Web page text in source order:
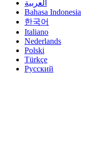
العربية
Bahasa Indonesia
한국어
Italiano
Nederlands
Polski
Türkçe
Русский